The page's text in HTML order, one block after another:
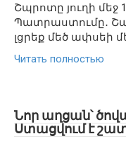
Շպրոտը յուղի
Պատրաստումը․
լցրեք մեծ ափսեի
Читать полностью
Նոր աղցան՝
Ստացվում է